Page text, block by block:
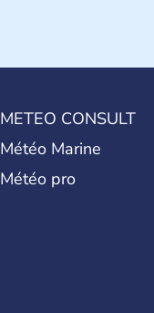
METEO CONSULT
Météo Marine
Météo pro